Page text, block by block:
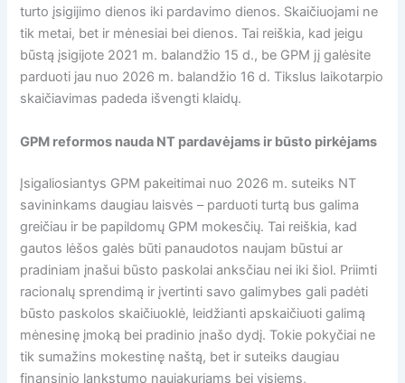
turto įsigijimo dienos iki pardavimo dienos. Skaičiuojami ne
tik metai, bet ir mėnesiai bei dienos. Tai reiškia, kad jeigu
būstą įsigijote 2021 m. balandžio 15 d., be GPM jį galėsite
parduoti jau nuo 2026 m. balandžio 16 d. Tikslus laikotarpio
skaičiavimas padeda išvengti klaidų.
GPM reformos nauda NT pardavėjams ir būsto pirkėjams
Įsigaliosiantys GPM pakeitimai nuo 2026 m. suteiks NT
savininkams daugiau laisvės – parduoti turtą bus galima
greičiau ir be papildomų GPM mokesčių. Tai reiškia, kad
gautos lėšos galės būti panaudotos naujam būstui ar
pradiniam įnašui būsto paskolai anksčiau nei iki šiol. Priimti
racionalų sprendimą ir įvertinti savo galimybes gali padėti
būsto paskolos skaičiuoklė, leidžianti apskaičiuoti galimą
mėnesinę įmoką bei pradinio įnašo dydį. Tokie pokyčiai ne
tik sumažins mokestinę naštą, bet ir suteiks daugiau
finansinio lankstumo naujakuriams bei visiems,